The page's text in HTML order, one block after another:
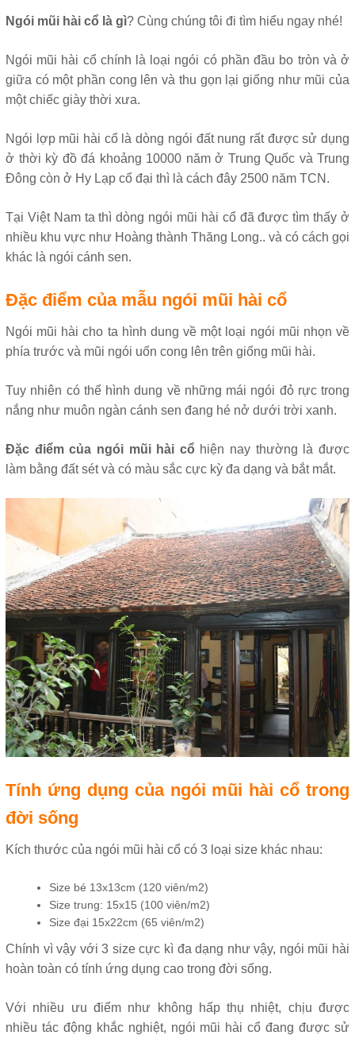
Ngói mũi hài cổ là gì? Cùng chúng tôi đi tìm hiểu ngay nhé!
Ngói mũi hài cổ chính là loại ngói có phần đầu bo tròn và ở
giữa có một phần cong lên và thu gọn lại giống như mũi của
một chiếc giày thời xưa.
Ngói lợp mũi hài cổ là dòng ngói đất nung rất được sử dụng
ở thời kỳ đồ đá khoảng 10000 năm ở Trung Quốc và Trung
Đông còn ở Hy Lạp cổ đại thì là cách đây 2500 năm TCN.
Tại Việt Nam ta thì dòng ngói mũi hài cổ đã được tìm thấy ở
nhiều khu vực như Hoàng thành Thăng Long.. và có cách gọi
khác là ngói cánh sen.
Đặc điểm của mẫu ngói mũi hài cổ
Ngói mũi hài cho ta hình dung về một loại ngói mũi nhọn về
phía trước và mũi ngói uốn cong lên trên giống mũi hài.
Tuy nhiên có thể hình dung về những mái ngói đỏ rực trong
nắng như muôn ngàn cánh sen đang hé nở dưới trời xanh.
Đặc điểm của ngói mũi hài cổ hiện nay thường là được
làm bằng đất sét và có màu sắc cực kỳ đa dạng và bắt mắt.
Tính ứng dụng của ngói mũi hài cổ trong
đời sống
Kích thước của ngói mũi hài cổ có 3 loại size khác nhau:
Size bé 13x13cm (120 viên/m2)
Size trung: 15x15 (100 viên/m2)
Size đại 15x22cm (65 viên/m2)
Chính vì vậy với 3 size cực kì đa dạng như vậy, ngói mũi hài
hoàn toàn có tính ứng dụng cao trong đời sống.
Với nhiều ưu điểm như không hấp thụ nhiệt, chịu được
nhiều tác động khắc nghiệt, ngói mũi hài cổ đang được sử